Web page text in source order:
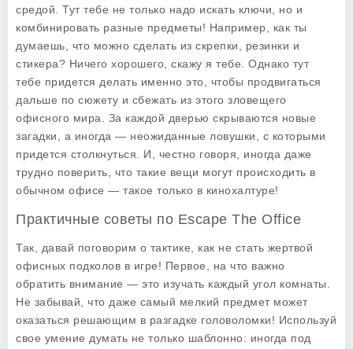
средой. Тут тебе не только надо искать ключи, но и
комбинировать разные предметы! Например, как ты
думаешь, что можно сделать из скрепки, резинки и
стикера? Ничего хорошего, скажу я тебе. Однако тут
тебе придется делать именно это, чтобы продвигаться
дальше по сюжету и сбежать из этого зловещего
офисного мира. За каждой дверью скрываются новые
загадки, а иногда — неожиданные ловушки, с которыми
придется столкнуться. И, честно говоря, иногда даже
трудно поверить, что такие вещи могут происходить в
обычном офисе — такое только в кинохалтуре!
Практичные советы по Escape The Office
Так, давай поговорим о тактике, как не стать жертвой
офисных подколов в игре! Первое, на что важно
обратить внимание — это изучать каждый угол комнаты.
Не забывай, что даже самый мелкий предмет может
оказаться решающим в разгадке головоломки! Используй
свое умение думать не только шаблонно: иногда под